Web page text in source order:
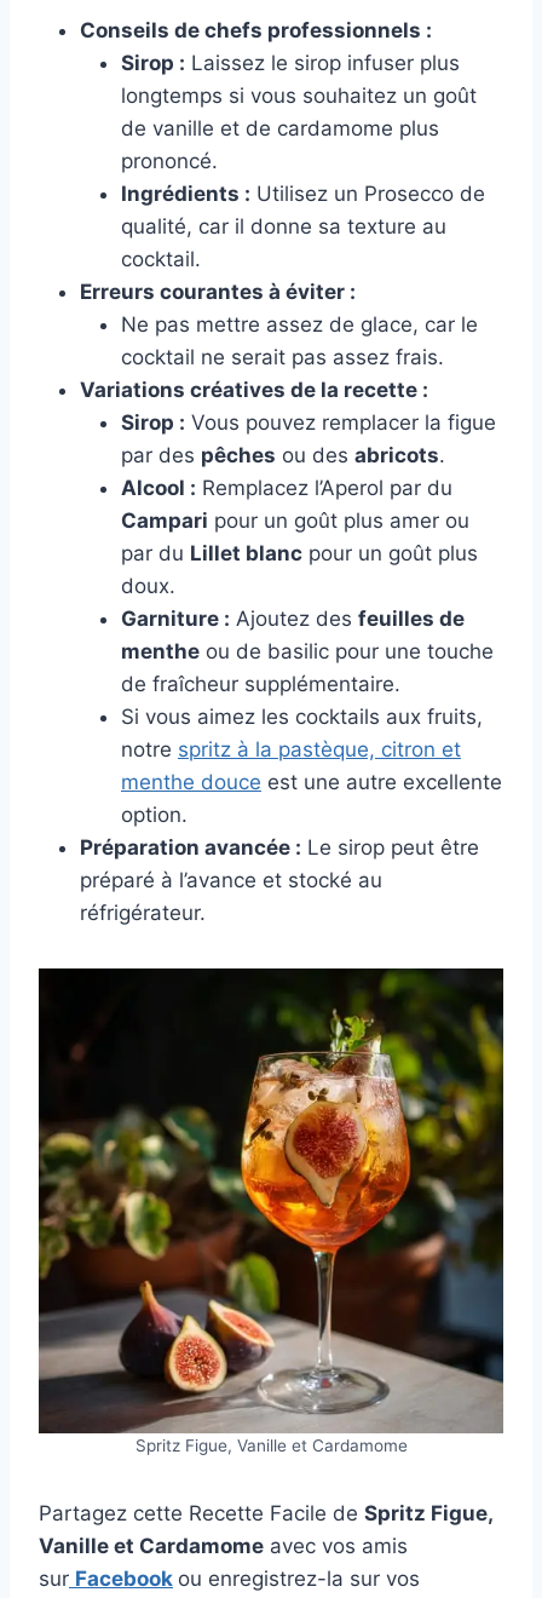
Conseils de chefs professionnels :
Sirop : Laissez le sirop infuser plus
longtemps si vous souhaitez un goût
de vanille et de cardamome plus
prononcé.
Ingrédients : Utilisez un Prosecco de
qualité, car il donne sa texture au
cocktail.
Erreurs courantes à éviter :
Ne pas mettre assez de glace, car le
cocktail ne serait pas assez frais.
Variations créatives de la recette :
Sirop : Vous pouvez remplacer la figue
par des pêches ou des abricots.
Alcool : Remplacez l’Aperol par du
Campari pour un goût plus amer ou
par du Lillet blanc pour un goût plus
doux.
Garniture : Ajoutez des feuilles de
menthe ou de basilic pour une touche
de fraîcheur supplémentaire.
Si vous aimez les cocktails aux fruits,
notre spritz à la pastèque, citron et
menthe douce est une autre excellente
option.
Préparation avancée : Le sirop peut être
préparé à l’avance et stocké au
réfrigérateur.
Spritz Figue, Vanille et Cardamome
Partagez cette Recette Facile de Spritz Figue,
Vanille et Cardamome avec vos amis
sur Facebook ou enregistrez-la sur vos